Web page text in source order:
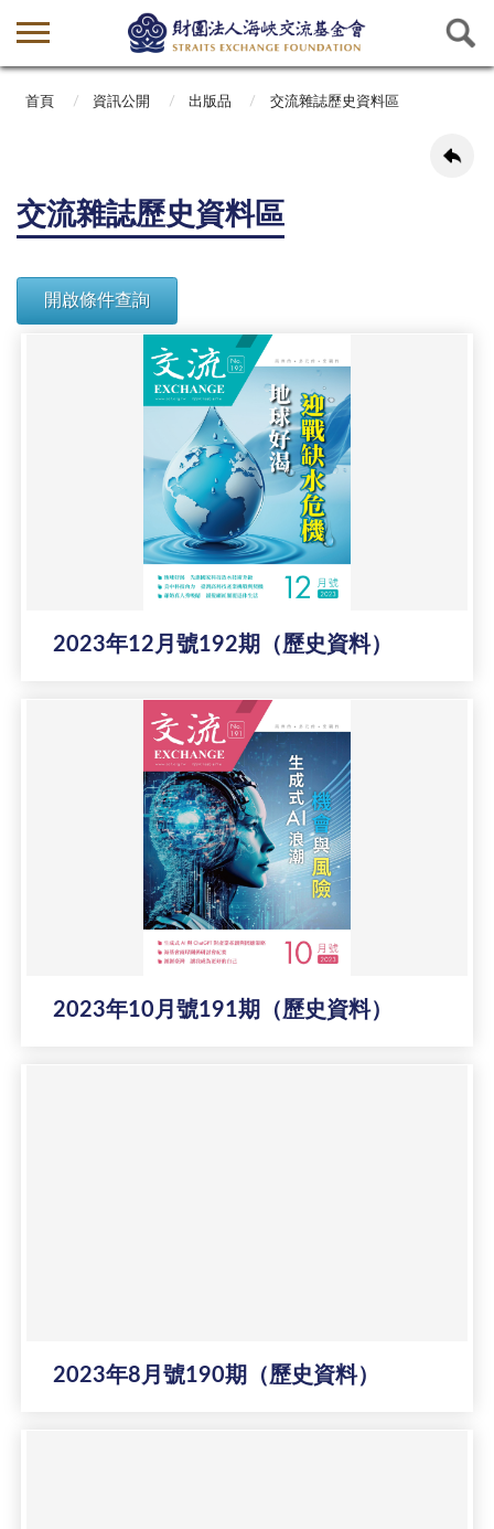
首頁 資訊公開 出版品 交流雜誌歷史資料區
交流雜誌歷史資料區
2023年12月號192期（歷史資料）
2023年10月號191期（歷史資料）
2023年8月號190期（歷史資料）